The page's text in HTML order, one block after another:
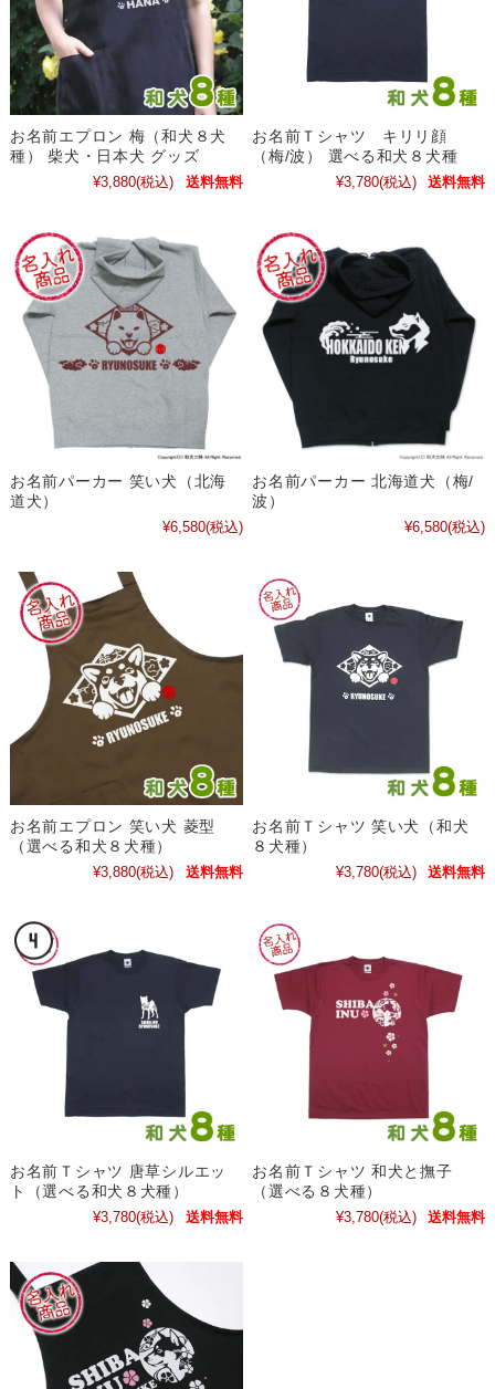
お名前エプロン 梅（和犬８犬
種） 柴犬・日本犬 グッズ
¥3,880(税込) 送料無料
お名前Ｔシャツ キリリ顔
（梅/波） 選べる和犬８犬種
¥3,780(税込) 送料無料
お名前パーカー 笑い犬（北海
道犬）
¥6,580(税込)
お名前パーカー 北海道犬（梅/
波）
¥6,580(税込)
お名前エプロン 笑い犬 菱型
（選べる和犬８犬種）
¥3,880(税込) 送料無料
お名前Ｔシャツ 笑い犬（和犬
８犬種）
¥3,780(税込) 送料無料
お名前Ｔシャツ 唐草シルエッ
ト（選べる和犬８犬種）
¥3,780(税込) 送料無料
お名前Ｔシャツ 和犬と撫子
（選べる８犬種）
¥3,780(税込) 送料無料